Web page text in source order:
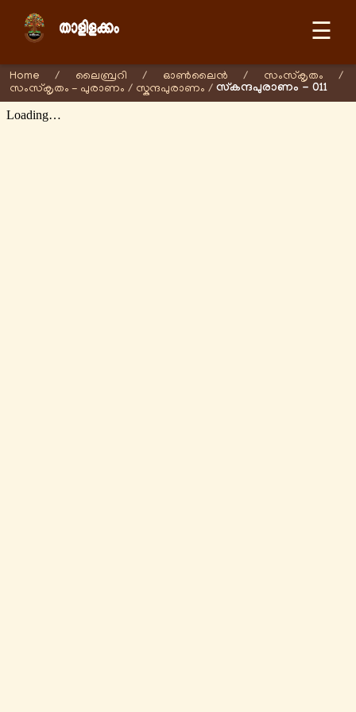
☰
Home / ലൈബ്രറി / ഓണ്‍ലൈന്‍ / സംസ്കൃതം
/
സംസ്കൃതം - പുരാണം / സ്കന്ദപുരാണം / സ്കന്ദപുരാണം - 011